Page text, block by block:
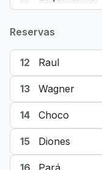
Reservas
12 Raul
13 Wagner
14 Choco
15 Diones
16 Pará